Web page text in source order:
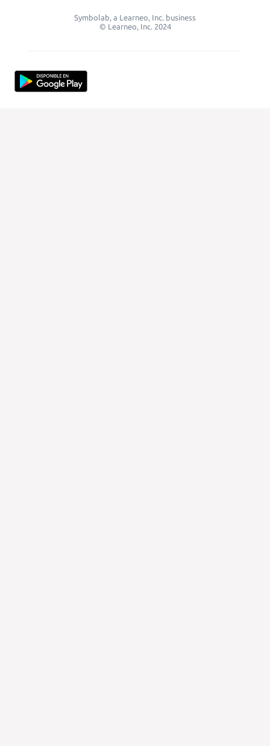
Symbolab, a Learneo, Inc. business
© Learneo, Inc. 2024